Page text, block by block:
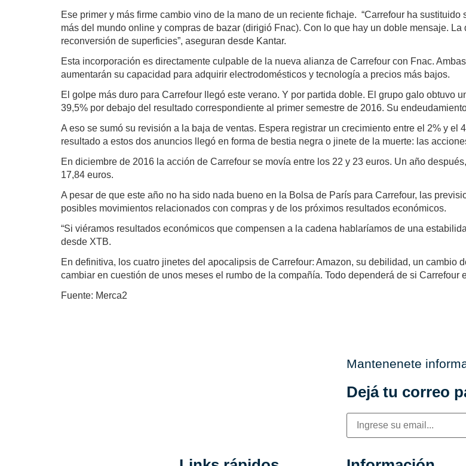
Ese primer y más firme cambio vino de la mano de un reciente fichaje. “Carrefour ha
más del mundo online y compras de bazar (dirigió Fnac). Con lo que hay un doble mensaje.
reconversión de superficies”, aseguran desde Kantar.
Esta incorporación es directamente culpable de la nueva alianza de Carrefour con Fnac.
aumentarán su capacidad para adquirir electrodomésticos y tecnología a precios más bajos.
El golpe más duro para Carrefour llegó este verano. Y por partida doble. El grupo galo obtuvo
39,5% por debajo del resultado correspondiente al primer semestre de 2016. Su
A eso se sumó su revisión a la baja de ventas. Espera registrar un crecimiento entre el 2% y el
resultado a estos dos anuncios llegó en forma de bestia negra o jinete de la muerte: las
En diciembre de 2016 la acción de Carrefour se movía entre los 22 y 23 euros. Un año
17,84 euros.
A pesar de que este año no ha sido nada bueno en la Bolsa de París para Carrefour, las
posibles movimientos relacionados con compras y de los próximos resultados económicos.
“Si viéramos resultados económicos que compensen a la cadena hablaríamos de una
desde XTB.
En definitiva, los cuatro jinetes del apocalipsis de Carrefour: Amazon, su debilidad, un cambio
cambiar en cuestión de unos meses el rumbo de la compañía. Todo dependerá de si
Fuente: Merca2
Mantenenete
Dejá tu correo